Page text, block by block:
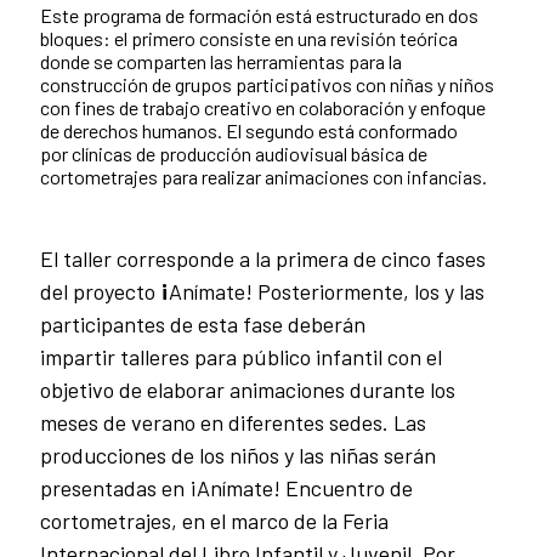
Este programa de formación está estructurado en dos
bloques: el primero consiste en una revisión teórica
donde se comparten las herramientas para la
construcción de grupos participativos con niñas y niños
con fines de trabajo creativo en colaboración y enfoque
de derechos humanos. El segundo está conformado
por clínicas de producción audiovisual básica de
cortometrajes para realizar animaciones con infancias.
El taller corresponde a la primera de cinco fases
del proyecto ¡Anímate! Posteriormente, los y las
participantes de esta fase deberán
impartir talleres para público infantil con el
objetivo de elaborar animaciones durante los
meses de verano en diferentes sedes. Las
producciones de los niños y las niñas serán
presentadas en ¡Anímate! Encuentro de
cortometrajes, en el marco de la Feria